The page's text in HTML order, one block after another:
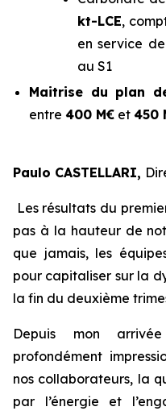
kt-LCE,
en service
au S1
Maitrise du plan
entre 400 M€ et 450
Paulo CASTELLARI,
Les résultats du
pas à la hauteur de
que jamais, les
pour capitaliser sur la
la fin du deuxième
Depuis mon
profondément
nos collaborateurs, la
par l’énergie et